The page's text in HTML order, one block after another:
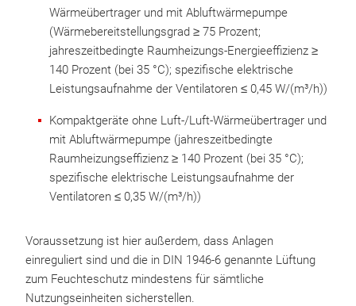
Wärmeübertrager und mit Abluftwärmepumpe
(Wärmebereitstellungsgrad ≥ 75 Prozent;
jahreszeitbedingte Raumheizungs-Energieeffizienz ≥
140 Prozent (bei 35 °C); spezifische elektrische
Leistungsaufnahme der Ventilatoren ≤ 0,45 W/(m³/h))
Kompaktgeräte ohne Luft-/Luft-Wärmeübertrager und
mit Abluftwärmepumpe (jahreszeitbedingte
Raumheizungseffizienz ≥ 140 Prozent (bei 35 °C);
spezifische elektrische Leistungsaufnahme der
Ventilatoren ≤ 0,35 W/(m³/h))
Voraussetzung ist hier außerdem, dass Anlagen
einreguliert sind und die in DIN 1946-6 genannte Lüftung
zum Feuchteschutz mindestens für sämtliche
Nutzungseinheiten sicherstellen.